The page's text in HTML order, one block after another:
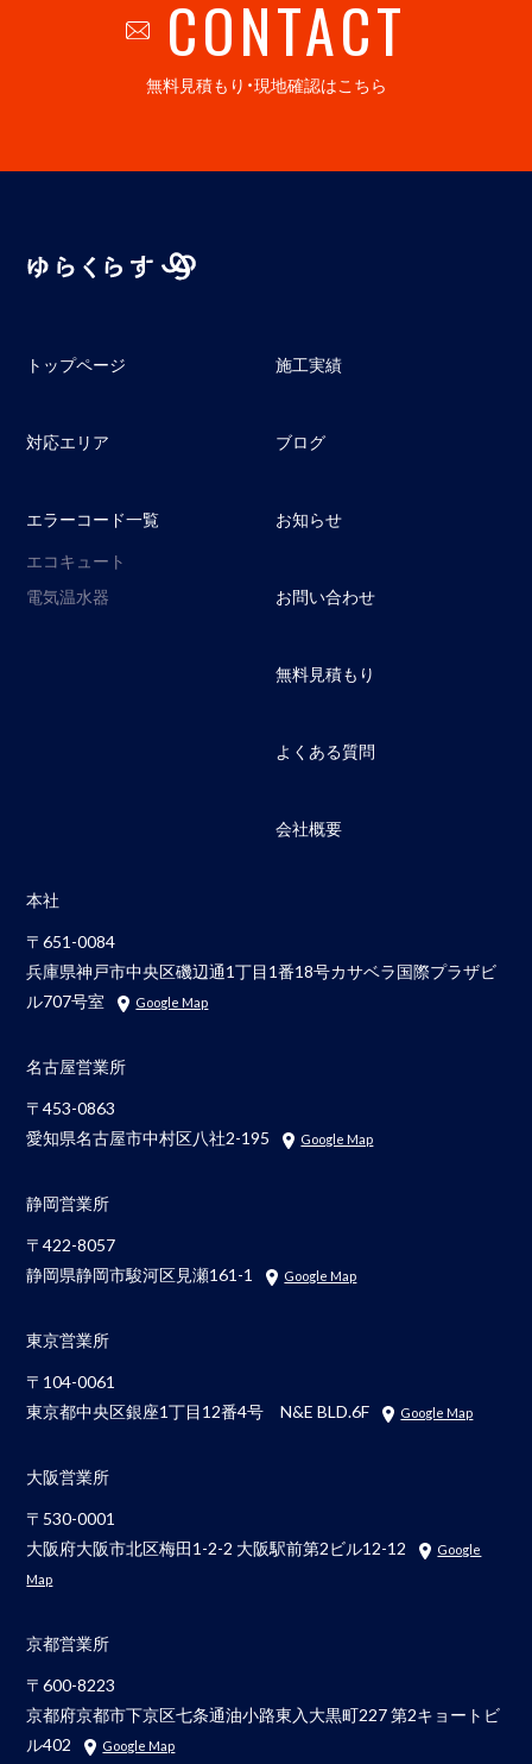
CONTACT
無料見積もり・現地確認はこちら
トップページ
対応エリア
エラーコード一覧
エコキュート
電気温水器
施工実績
ブログ
お知らせ
お問い合わせ
無料見積もり
よくある質問
会社概要
本社
〒651-0084
兵庫県神戸市中央区磯辺通1丁目1番18号カサベラ国際プラザビ
ル707号室
Google Map
名古屋営業所
〒453-0863
愛知県名古屋市中村区八社2-195
Google Map
静岡営業所
〒422-8057
静岡県静岡市駿河区見瀬161-1
Google Map
東京営業所
〒104-0061
東京都中央区銀座1丁目12番4号 N&E BLD.6F
Google Map
大阪営業所
〒530-0001
大阪府大阪市北区梅田1-2-2 大阪駅前第2ビル12-12
Google
Map
京都営業所
〒600-8223
京都府京都市下京区七条通油小路東入大黒町227 第2キョートビ
ル402
Google Map